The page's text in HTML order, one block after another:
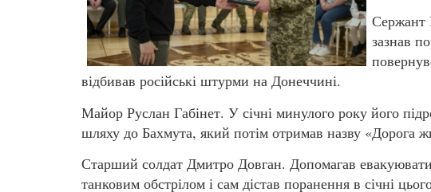
Сержант
зазнав
відбивав російські штурми на Донеччині.
Майор Руслан Габінет. У січні минулого року його
шляху до Бахмута, який потім отримав назву «Дорога
Старший солдат Дмитро Довган. Допомагав
танковим обстрілом і сам дістав поранення в січні